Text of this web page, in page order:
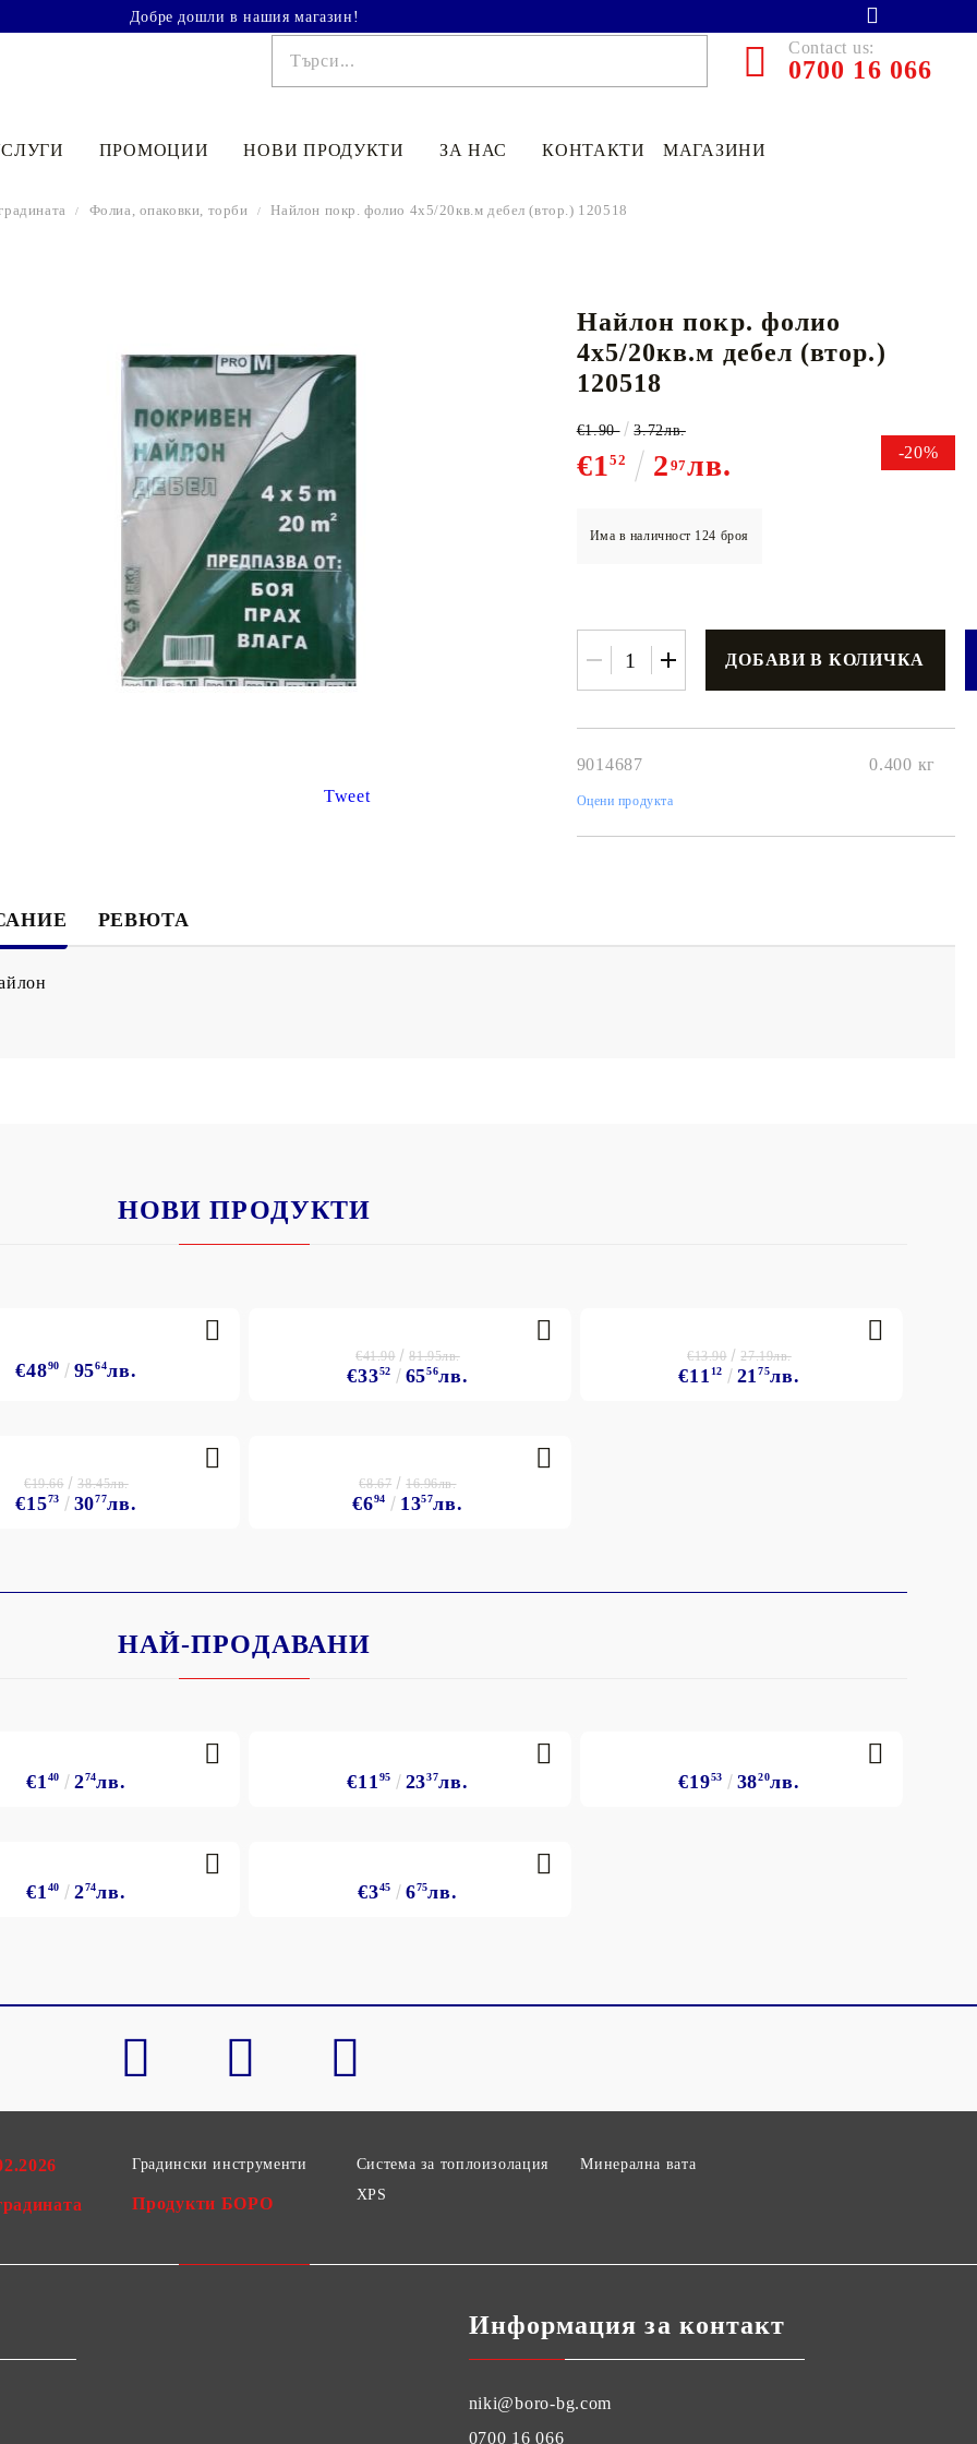
Добре дошли в нашия магазин!
Contact us:
0700 16 066
ПРОМОЦИИ НОВИ ПРОДУКТИ
€1112 2175лв.
€13.90
€3.47 €3.42 6.69лв.
ЗА НАС КОНТАКТИ МАГАЗИНИ
Фолиа, опаковки, торби Найлон покр. фолио 4х5/20кв.м дебел (втор.) 120518
Tweet
Найлон покр. фолио
4х5/20кв.м дебел (втор.)
120518
-20%
€152 2 97лв.
€1.90 3.72лв.
Има в наличност 124 броя
9014687 0.400 кг
Оцени продукта
РЕВЮТА
НОВИ ПРОДУКТИ
€4890 9564лв. €3352 6556лв.
€41.90 81.95лв.
€11 12 2175лв.
€13.90 27.19лв.
€1573 3077лв.
€19.66 38.45лв.
€694 1357лв.
€8.67 16.96лв.
НАЙ-ПРОДАВАНИ
€140 274лв. €1195 2337лв. €1953 3820лв.
€140 274лв. €345 675лв.
Градински инструменти
Продукти БОРО
Система за топлоизолация
XPS
Минерална вата
Информация за контакт
niki@boro-bg.com
0700 16 066